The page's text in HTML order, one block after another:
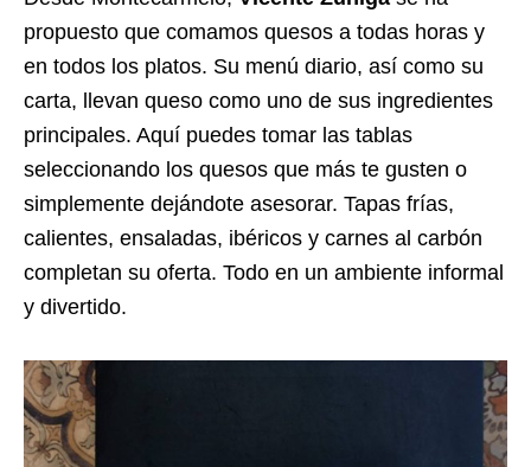
propuesto que comamos quesos a todas horas y
en todos los platos. Su menú diario, así como su
carta, llevan queso como uno de sus ingredientes
principales. Aquí puedes tomar las tablas
seleccionando los quesos que más te gusten o
simplemente dejándote asesorar. Tapas frías,
calientes, ensaladas, ibéricos y carnes al carbón
completan su oferta. Todo en un ambiente informal
y divertido.